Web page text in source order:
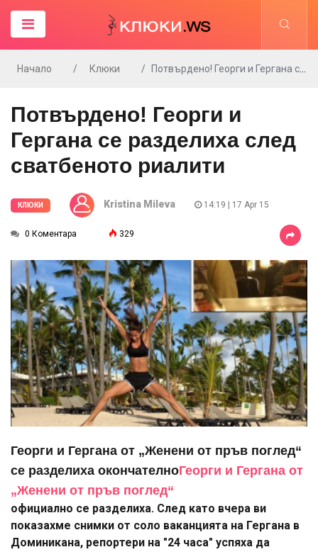
Начало Клюки Потвърдено! Георги и Гергана се разделиха след сватбеното риалити
Потвърдено! Георги и
Гергана се разделиха след
сватбеното риалити
КЛЮКИ Kristina Mileva 14:19 | 17 Apr 15
0 Коментара 329
Георги и Гергана от „Женени от пръв поглед“
се разделиха окончателноГеорги и Гергана от
„Женени от пръв поглед“
официално се разделиха. След като вчера ви
показахме снимки от соло ваканцията на Гергана в
Доминикана, репортери на "24 часа" успяха да